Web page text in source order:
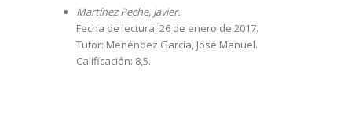
Martínez Peche, Javier.
Fecha de lectura: 26 de enero de 2017.
Tutor: Menéndez García, José Manuel.
Calificación: 8,5.